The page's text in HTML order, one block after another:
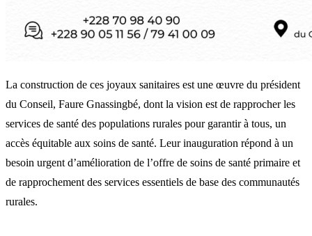
La construction de ces joyaux sanitaires est une œuvre du président
du Conseil, Faure Gnassingbé, dont la vision est de rapprocher les
services de santé des populations rurales pour garantir à tous, un
accès équitable aux soins de santé. Leur inauguration répond à un
besoin urgent d’amélioration de l’offre de soins de santé primaire et
de rapprochement des services essentiels de base des communautés
rurales.